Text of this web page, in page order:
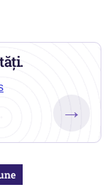
→